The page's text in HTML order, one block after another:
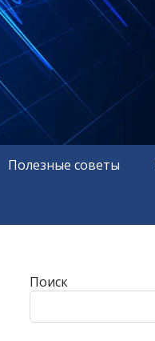
Полезные советы
Поиск